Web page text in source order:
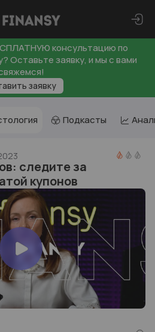
консультацию по
Оставьте заявку, и мы с вами
заявку
Подкасты
следите за
купонов